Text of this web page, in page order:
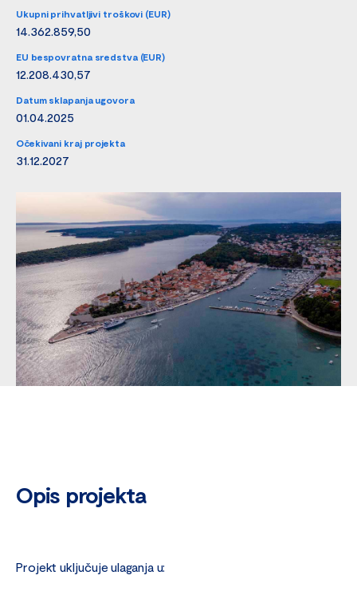
Ukupni prihvatljivi troškovi (EUR)
14.362.859,50
EU bespovratna sredstva (EUR)
12.208.430,57
Datum sklapanja ugovora
01.04.2025
Očekivani kraj projekta
31.12.2027
Opis projekta
Projekt uključuje ulaganja u: